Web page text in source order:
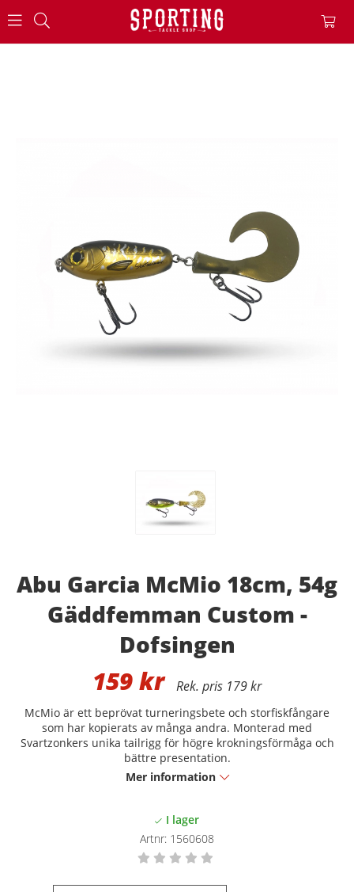
Abu Garcia McMio 18cm, 54g
Gäddfemman Custom -
Dofsingen
159kr 179 kr
McMio är ett beprövat turneringsbete och storfiskfångare
som har kopierats av många andra. Monterad med
Svartzonkers unika tailrigg för högre krokningsförmåga och
bättre presentation.
Mer information
Artnr: 1560608